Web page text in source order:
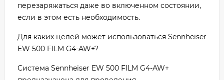
перезаряжаться даже во включенном состоянии,
если в этом есть необходимость.
Для каких целей может использоваться Sennheiser
EW 500 FILM G4-AW+?
Система Sennheiser EW 500 FILM G4-AW+